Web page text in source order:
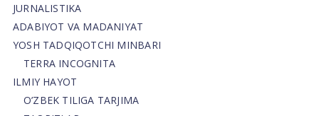
JURNALISTIKA
ADABIYOT VA MADANIYAT
YOSH TADQIQOTCHI MINBARI
TERRA INCOGNITA
ILMIY HAYOT
O’ZBEK TILIGA TARJIMA